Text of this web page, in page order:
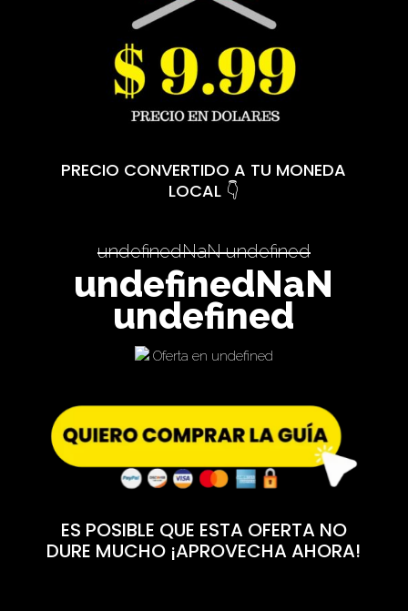
PRECIO CONVERTIDO A TU MONEDA
LOCAL 👇
undefinedNaN undefined
undefinedNaN
undefined
Oferta en undefined
ES POSIBLE QUE ESTA OFERTA NO
DURE MUCHO ¡APROVECHA AHORA!